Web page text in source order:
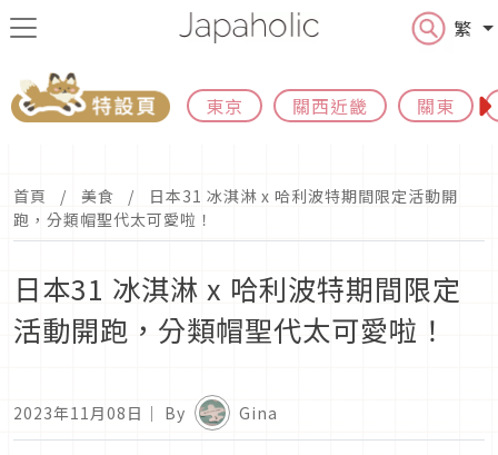
繁
東京 關西近畿 關東
首頁 美食
日本31 冰淇淋 x 哈利波特期間限定活動開
跑，分類帽聖代太可愛啦！
日本31 冰淇淋 x 哈利波特期間限定
活動開跑，分類帽聖代太可愛啦！
2023年11月08日 ｜ By Gina